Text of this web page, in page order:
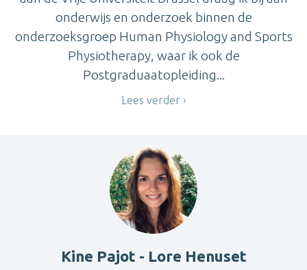
onderwijs en onderzoek binnen de
onderzoeksgroep Human Physiology and Sports
Physiotherapy, waar ik ook de
Postgraduaatopleiding...
Lees verder
Kine Pajot - Lore Henuset